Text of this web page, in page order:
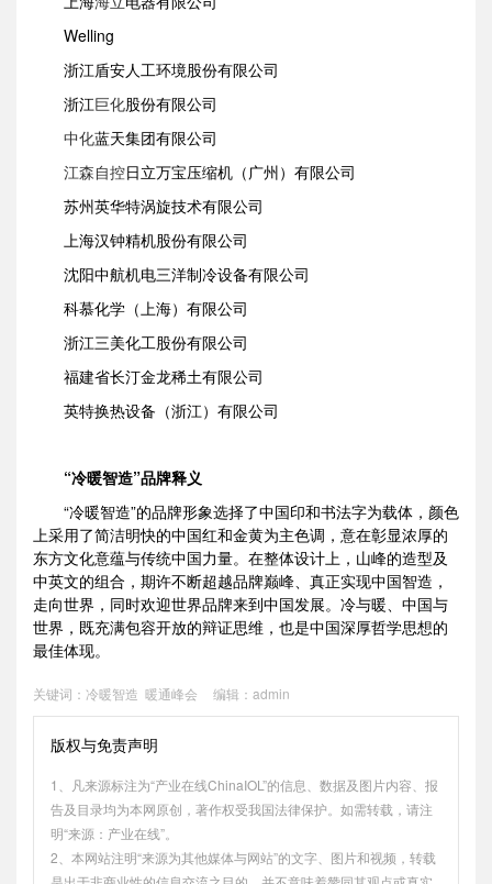
Welling
浙江盾安人工环境股份有限公司
浙江巨化股份有限公司
中化蓝天集团有限公司
江森自控日立万宝压缩机（广州）有限公司
苏州英华特涡旋技术有限公司
上海汉钟精机股份有限公司
沈阳中航机电三洋制冷设备有限公司
科慕化学（上海）有限公司
浙江三美化工股份有限公司
福建省长汀金龙稀土有限公司
英特换热设备（浙江）有限公司
“冷暖智造”品牌释义
“冷暖智造”的品牌形象选择了中国印和书法字为载体，颜色
上采用了简洁明快的中国红和金黄为主色调，意在彰显浓厚的
东方文化意蕴与传统中国力量。在整体设计上，山峰的造型及
中英文的组合，期许不断超越品牌巅峰、真正实现中国智造，
走向世界，同时欢迎世界品牌来到中国发展。冷与暖、中国与
世界，既充满包容开放的辩证思维，也是中国深厚哲学思想的
最佳体现。
关键词： 冷暖智造 暖通峰会 编辑：admin
版权与免责声明
1、凡来源标注为“产业在线ChinaIOL”的信息、数据及图片内容、报
告及目录均为本网原创，著作权受我国法律保护。如需转载，请注
明“来源：产业在线”。
2、本网站注明“来源为其他媒体与网站”的文字、图片和视频，转载